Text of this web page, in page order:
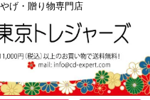
げ・贈り物専門店
算で選ぶ